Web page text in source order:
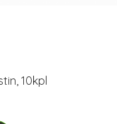
10kpl